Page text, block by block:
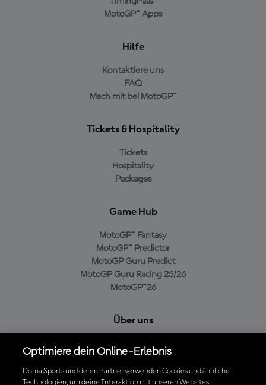
MotoGP™ Apps
Hilfe
Kontaktiere uns
FAQ
Mach mit bei MotoGP™
Tickets & Hospitality
Tickets
Hospitality
Packages
Game Hub
MotoGP™ Fantasy
MotoGP™ Predictor
MotoGP Guru Predict
MotoGP Guru Racing 25/26
MotoGP™26
Über uns
Cookie-Richtlinien
Geschäftsbedingungen
Optimiere dein Online-Erlebnis
Dorna Sports und deren Partner verwenden Cookies und ähnliche
Technologien, um deine Interaktion mit unseren Websites,